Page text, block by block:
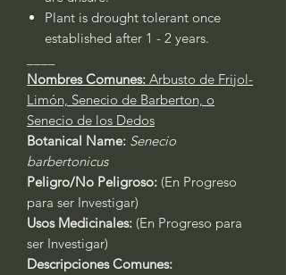
Plant is drought tolerant once
established after 1 - 2 years.
Nombres Comunes: Arbusto de Frijol-
Limón, Senecio de Barberton, o
Senecio de los Dedos
Botanical Name: Senecio
barbertonicus
Peligro/No Peligroso: (En Progreso
para ser Investigar)
Usos Medicinales: (En Progreso para
ser Investigar)
Descripciones Comunes: